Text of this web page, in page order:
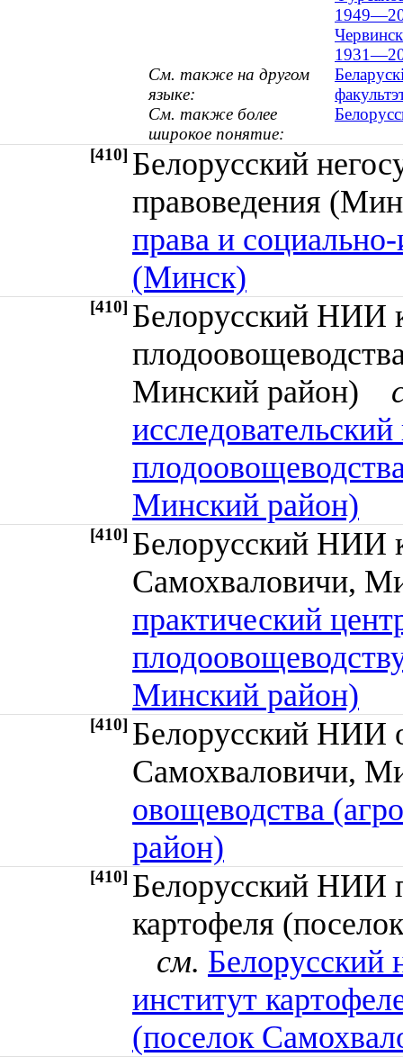
См. также на другом
языке:
См. также более
широкое понятие:
[410] Белорусский
правоведения
права и
(Минск)
[410] Белорусский НИИ
Минский район)
Минский район)
[410] Белорусский НИИ
Самохваловичи,
практический
Минский район)
[410] Белорусский НИИ
Самохваловичи,
овощеводства
район)
[410] Белорусский НИИ
картофеля
см. Белорусский
институт
(поселок